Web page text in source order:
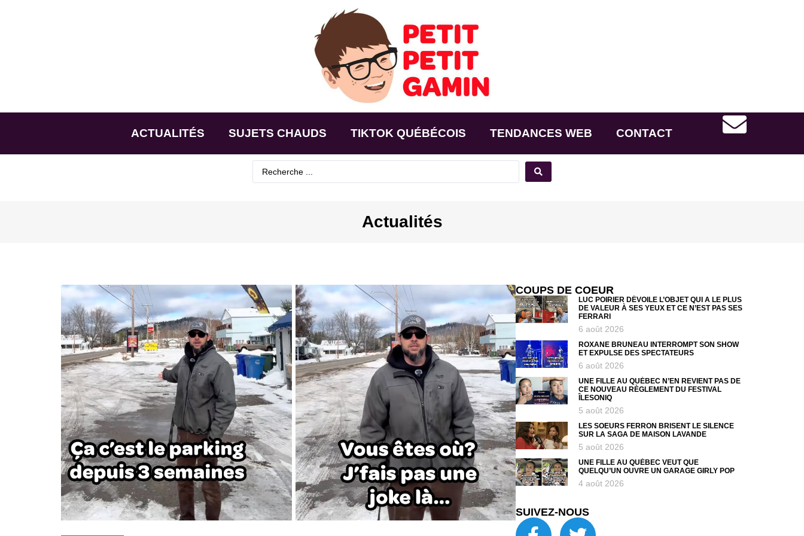
ACTUALITÉS SUJETS CHAUDS TIKTOK QUÉBÉCOIS TENDANCES WEB CONTACT
Actualités
COUPS DE COEUR
LUC POIRIER DÉVOILE L’OBJET QUI A LE PLUS
DE VALEUR À SES YEUX ET CE N’EST PAS SES
FERRARI
6 août 2026
ROXANE BRUNEAU INTERROMPT SON SHOW
ET EXPULSE DES SPECTATEURS
6 août 2026
UNE FILLE AU QUÉBEC N’EN REVIENT PAS DE
CE NOUVEAU RÈGLEMENT DU FESTIVAL
ÎLESONIQ
5 août 2026
LES SOEURS FERRON BRISENT LE SILENCE
SUR LA SAGA DE MAISON LAVANDE
5 août 2026
UNE FILLE AU QUÉBEC VEUT QUE
QUELQU’UN OUVRE UN GARAGE GIRLY POP
4 août 2026
SUIVEZ-NOUS